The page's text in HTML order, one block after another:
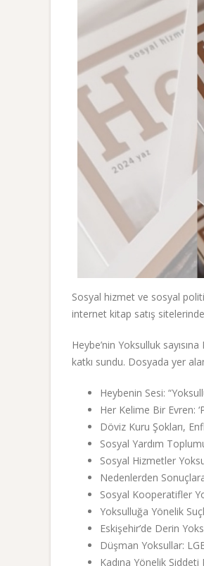
Sosyal hizmet ve sosyal
internet kitap satış
Heybe’nin Yoksulluk
katkı sundu. Dosyada yer
Heybenin Sesi:
Her Kelime Bir Evren:
Döviz Kuru Şokları,
Sosyal Yardım
Sosyal Hizmetler
Nedenlerden
Sosyal Kooperatifler
Yoksulluğa Yönelik
Eskişehir’de Derin
Düşman Yoksullar:
Kadına Yönelik